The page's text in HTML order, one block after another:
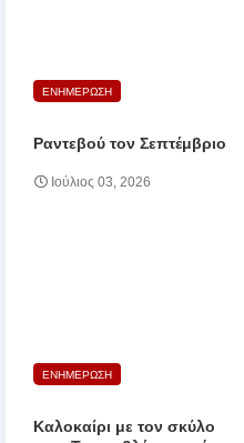
ΕΝΗΜΕΡΩΣΗ
Ραντεβού τον Σεπτέμβριο
Ιούλιος 03, 2026
ΕΝΗΜΕΡΩΣΗ
Καλοκαίρι με τον σκύλο